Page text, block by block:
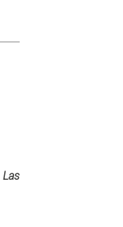
Las